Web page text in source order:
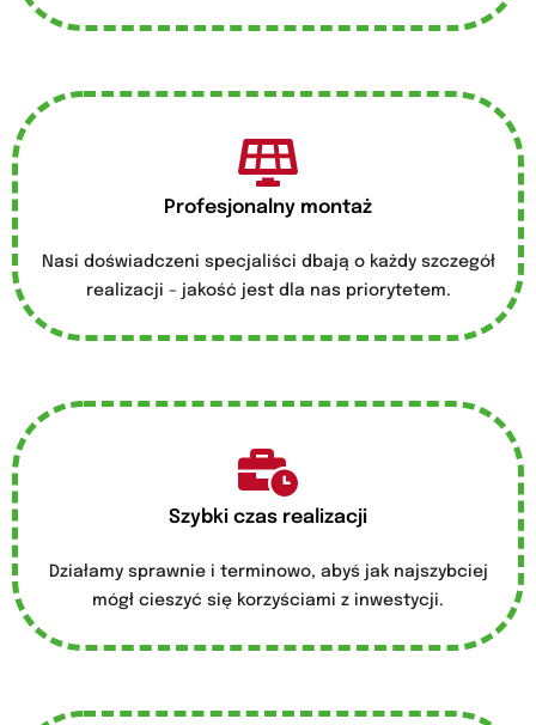
Profesjonalny montaż
Nasi doświadczeni specjaliści dbają o każdy szczegół
realizacji – jakość jest dla nas priorytetem.
Szybki czas realizacji
Działamy sprawnie i terminowo, abyś jak najszybciej
mógł cieszyć się korzyściami z inwestycji.